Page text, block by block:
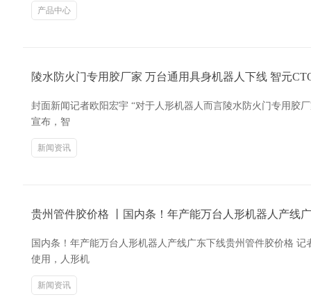
产品中心
陵水防火门专用胶厂家 万台通用具身机器人下线 智元
封面新闻记者欧阳宏宇 “对于人形机器人而言陵水防火门专用胶
宣布，智
新闻资讯
贵州管件胶价格 丨国内条！年产能万台人形机器人产线
国内条！年产能万台人形机器人产线广东下线贵州管件胶价格
使用，人形机
新闻资讯